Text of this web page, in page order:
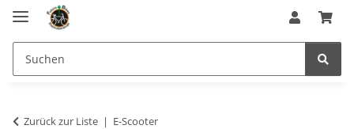
Zurück zur Liste E-Scooter